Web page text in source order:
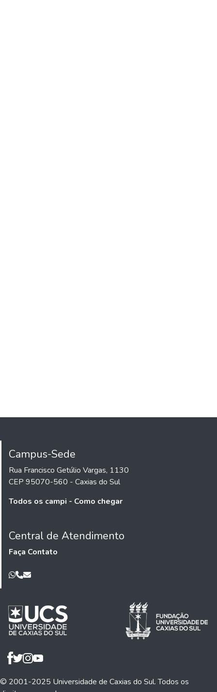
Campus-Sede
Rua Francisco Getúlio Vargas, 1130
CEP 95070-560 - Caxias do Sul
Todos os campi - Como chegar
Central de Atendimento
Faça Contato
© 2001-2025 Universidade de Caxias do Sul. Todos os